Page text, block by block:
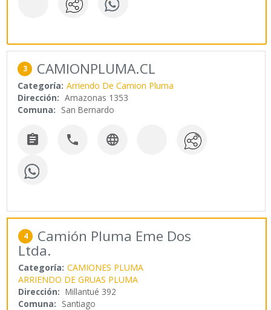
3 CAMIONPLUMA.CL
Categoría: Arriendo De Camion Pluma
Dirección: Amazonas 1353
Comuna: San Bernardo
  
4 Camión Pluma Eme Dos
Ltda.
Categoría: CAMIONES PLUMA
ARRIENDO DE GRUAS PLUMA
Dirección: Millantué 392
Comuna: Santiago